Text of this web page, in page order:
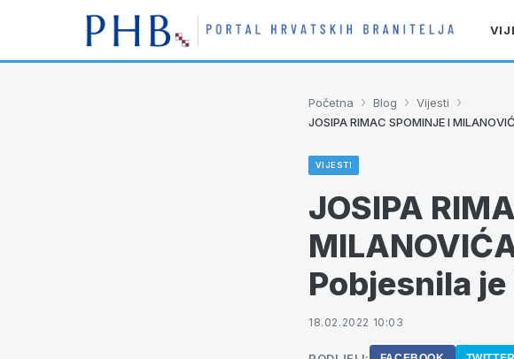
Početna › Blog › Vijesti ›
JOSIPA RIMAC SPOMINJE I
VIJESTI
JOSIPA
Pobjesnila
18.02.2022 10:03